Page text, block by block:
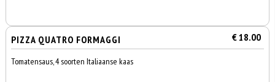
PIZZA QUATRO FORMAGGI € 18.00
Tomatensaus, 4 soorten Italiaanse kaas